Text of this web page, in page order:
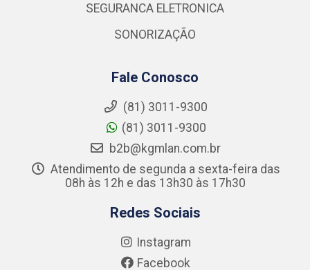
SEGURANCA ELETRONICA
SONORIZAÇÃO
Fale Conosco
(81) 3011-9300
(81) 3011-9300
b2b@kgmlan.com.br
Atendimento de segunda a sexta-feira das
08h às 12h e das 13h30 às 17h30
Redes Sociais
Instagram
Facebook